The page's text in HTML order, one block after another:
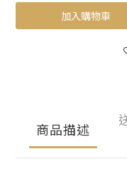
加入購物車
商品描述